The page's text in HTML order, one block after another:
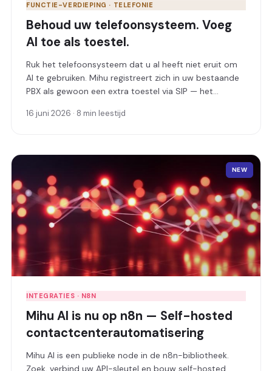
FUNCTIE-VERDIEPING · TELEFONIE
Behoud uw telefoonsysteem. Voeg
AI toe als toestel.
Ruk het telefoonsysteem dat u al heeft niet eruit om
AI te gebruiken. Mihu registreert zich in uw bestaande
PBX als gewoon een extra toestel via SIP — het
menselijke toestel, de juiste afdeling of het juiste
16 juni 2026 · 8 min leestijd
NEW
INTEGRATIES · N8N
Mihu AI is nu op n8n — Self-hosted
contactcenterautomatisering
Mihu AI is een publieke node in de n8n-bibliotheek.
Zoek, verbind uw API-sleutel en bouw self-hosted